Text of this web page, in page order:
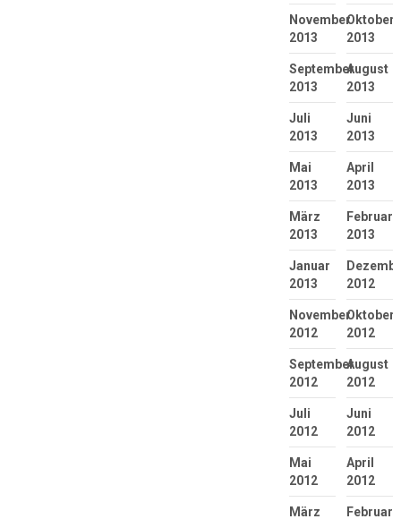
November
2013
Oktober
2013
September
2013
August
2013
Juli
2013
Juni
2013
Mai
2013
April
2013
März
2013
Februar
2013
Januar
2013
2012
November
2012
Oktober
2012
September
2012
August
2012
Juli
2012
Juni
2012
Mai
2012
April
2012
März
Februar